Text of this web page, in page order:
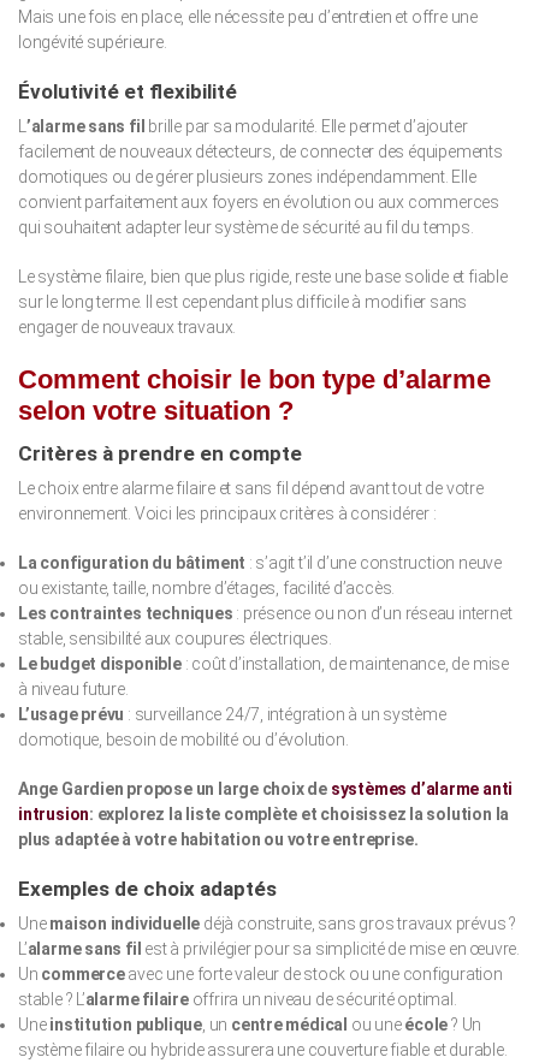
Mais une fois en place, elle nécessite peu d’entretien et offre une
longévité supérieure.
Évolutivité et flexibilité
’alarme sans fil brille par sa modularité. Elle permet d’ajouter
facilement de nouveaux détecteurs, de connecter des équipements
domotiques ou de gérer plusieurs zones indépendamment. Elle
convient parfaitement aux foyers en évolution ou aux commerces
qui souhaitent adapter leur système de sécurité au fil du temps.
Le système filaire, bien que plus rigide, reste une base solide et fiable
sur le long terme. Il est cependant plus difficile à modifier sans
engager de nouveaux travaux.
Comment choisir le bon type d’alarme
selon votre situation ?
Critères à prendre en compte
Le choix entre alarme filaire et sans fil dépend avant tout de votre
environnement. Voici les principaux critères à considérer :
La configuration du bâtiment : s’agit t’il d’une construction neuve
ou existante, taille, nombre d’étages, facilité d’accès.
Les contraintes techniques : présence ou non d’un réseau internet
stable, sensibilité aux coupures électriques.
Le budget disponible: coût d’installation, de maintenance, de mise
à niveau future.
L’usage prévu : surveillance 24/7, intégration à un système
domotique, besoin de mobilité ou d’évolution.
Ange Gardien propose un large choix de systèmes d’alarme anti
intrusion: explorez la liste complète et choisissez la solution la
plus adaptée à votre habitation ou votre entreprise.
Exemples de choix adaptés
Unemaison individuelle déjà construite, sans gros travaux prévus ?
L’alarme sans fil est à privilégier pour sa simplicité de mise en œuvre.
Un commerceavec une forte valeur de stock ou une configuration
stable ? L’alarme filaireoffrira un niveau de sécurité optimal.
Uneinstitution publique, un centre médical ou uneécole? Un
système filaire ou hybride assurera une couverture fiable et durable.